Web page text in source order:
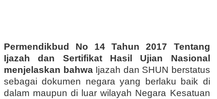
Permendikbud No 14 Tahun 2017 Tentang
Ijazah dan Sertifikat Hasil Ujian Nasional
menjelaskan bahwa Ijazah dan SHUN berstatus
sebagai dokumen negara yang berlaku baik di
dalam maupun di luar wilayah Negara Kesatuan